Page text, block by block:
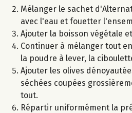
Mélanger le sachet
avec l'eau et fouetter
Ajouter la boisson végétale
Continuer à mélanger tout
la poudre à lever, la
Ajouter les olives
séchées coupées
tout.
Répartir uniformément la